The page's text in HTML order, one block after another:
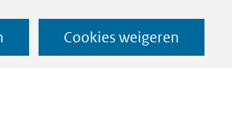
Cookies weigeren